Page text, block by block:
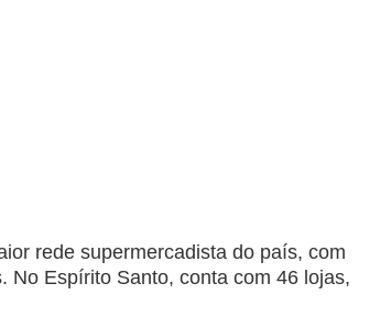
rede supermercadista do país, com
No Espírito Santo, conta com 46 lojas,